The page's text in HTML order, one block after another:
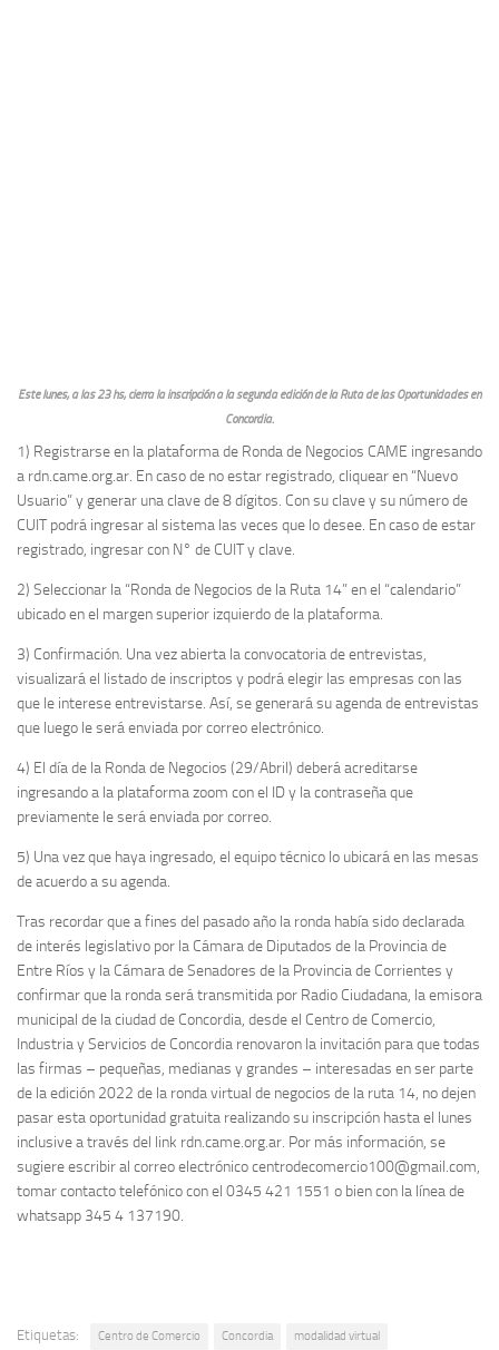
Este lunes, a las 23 hs, cierra la inscripción a la segunda edición de la Ruta de las Oportunidades en
Concordia.
1) Registrarse en la plataforma de Ronda de Negocios CAME ingresando
a rdn.came.org.ar. En caso de no estar registrado, cliquear en “Nuevo
Usuario” y generar una clave de 8 dígitos. Con su clave y su número de
CUIT podrá ingresar al sistema las veces que lo desee. En caso de estar
registrado, ingresar con N° de CUIT y clave.
2) Seleccionar la “Ronda de Negocios de la Ruta 14” en el “calendario”
ubicado en el margen superior izquierdo de la plataforma.
3) Confirmación. Una vez abierta la convocatoria de entrevistas,
visualizará el listado de inscriptos y podrá elegir las empresas con las
que le interese entrevistarse. Así, se generará su agenda de entrevistas
que luego le será enviada por correo electrónico.
4) El día de la Ronda de Negocios (29/Abril) deberá acreditarse
ingresando a la plataforma zoom con el ID y la contraseña que
previamente le será enviada por correo.
5) Una vez que haya ingresado, el equipo técnico lo ubicará en las mesas
de acuerdo a su agenda.
Tras recordar que a fines del pasado año la ronda había sido declarada
de interés legislativo por la Cámara de Diputados de la Provincia de
Entre Ríos y la Cámara de Senadores de la Provincia de Corrientes y
confirmar que la ronda será transmitida por Radio Ciudadana, la emisora
municipal de la ciudad de Concordia, desde el Centro de Comercio,
Industria y Servicios de Concordia renovaron la invitación para que todas
las firmas – pequeñas, medianas y grandes – interesadas en ser parte
de la edición 2022 de la ronda virtual de negocios de la ruta 14, no dejen
pasar esta oportunidad gratuita realizando su inscripción hasta el lunes
inclusive a través del link rdn.came.org.ar. Por más información, se
sugiere escribir al correo electrónicocentrodecomercio100@gmail.com,
tomar contacto telefónico con el 0345 421 1551 o bien con la línea de
whatsapp 345 4 137190.
Etiquetas: Centro de Comercio Concordia modalidad virtual